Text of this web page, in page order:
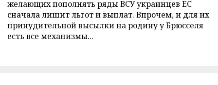
желающих пополнять ряды ВСУ украинцев ЕС
сначала лишит льгот и выплат. Впрочем, и для их
принудительной высылки на родину у Брюсселя
есть все механизмы...